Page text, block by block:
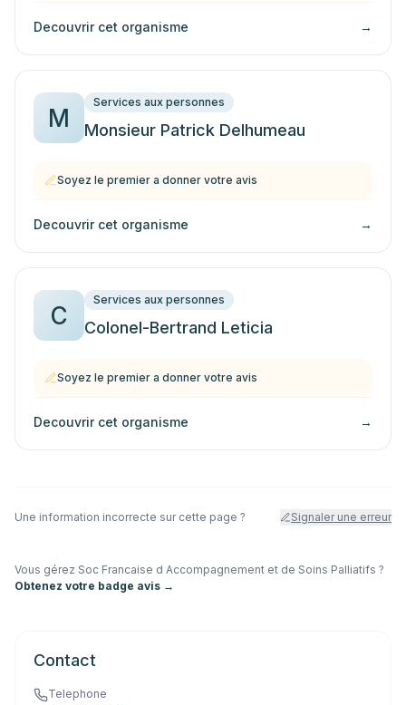
Decouvrir cet organisme →
M
Services aux personnes
Monsieur Patrick Delhumeau
Soyez le premier a donner votre avis
Decouvrir cet organisme →
C
Services aux personnes
Colonel-Bertrand Leticia
Soyez le premier a donner votre avis
Decouvrir cet organisme →
Une information incorrecte sur cette page ? Signaler une erreur
Vous gérez Soc Francaise d Accompagnement et de Soins Palliatifs ?
Obtenez votre badge avis →
Contact
Telephone